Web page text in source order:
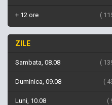
+ 12 ore
ZILE
Sambata, 08.08
Duminica, 09.08
Luni, 10.08